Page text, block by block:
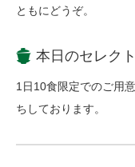
ともにどうぞ。
本日のセレク
1日10食限定でのご用
ちしております。